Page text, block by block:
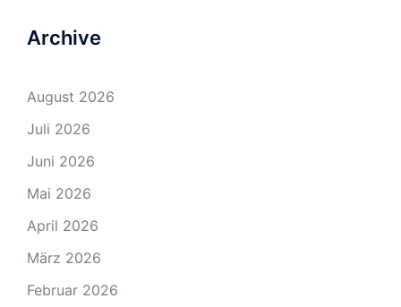
Archive
August 2026
Juli 2026
Juni 2026
Mai 2026
April 2026
März 2026
Februar 2026